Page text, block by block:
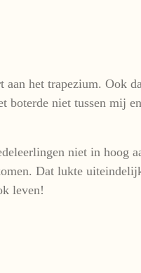
het trapezium. Ook
niet tussen mij
niet in hoog
Dat lukte
leven!